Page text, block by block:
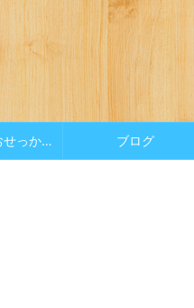
女性活躍のおせっかい ブログ